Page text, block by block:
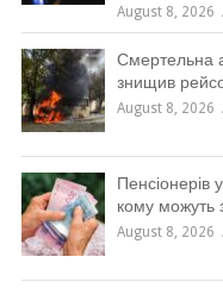
August 8, 2026
Смертельна
знищив
August 8, 2026
Пенсіонерів
кому можуть
August 8, 2026